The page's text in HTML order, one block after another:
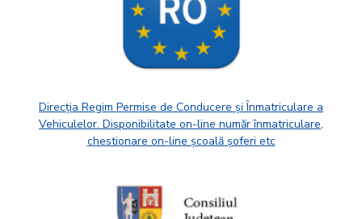
Direcția Regim Permise de Conducere și Înmatriculare a
Vehiculelor. Disponibilitate on-line număr înmatriculare,
chestionare on-line școală șoferi etc